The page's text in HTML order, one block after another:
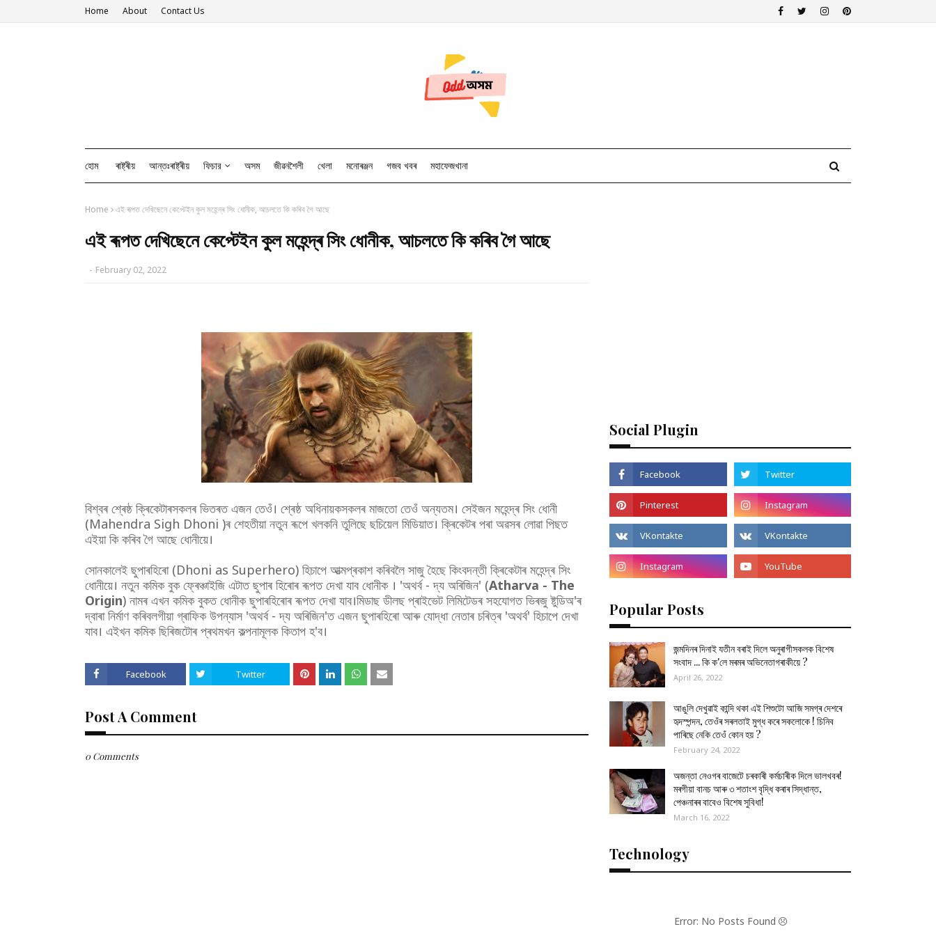
Home About Contact Us
হোম ৰাষ্ট্ৰীয় আন্তঃৰাষ্ট্ৰীয় ফিচার অসম জীৱনশৈলী খেলা মনোৰঞ্জন গজব খবৰ মহাফেজখানা
Home এই ৰূপত দেখিছেনে কেপ্টেইন কুল মহেন্দ্ৰ সিং ধোনীক, আচলতে কি কৰিব গৈ আছে
এই ৰূপত দেখিছেনে কেপ্টেইন কুল মহেন্দ্ৰ সিং ধোনীক, আচলতে কি কৰিব গৈ আছে
- February 02, 2022
বিশ্বৰ শ্ৰেষ্ঠ ক্ৰিকেটাৰসকলৰ ভিতৰত এজন তেওঁ। শ্ৰেষ্ঠ অধিনায়কসকলৰ মাজতো তেওঁ অন্যতম। সেইজন মহেন্দ্ৰ সিং ধোনী
(Mahendra Sigh Dhoni )ৰ শেহতীয়া নতুন ৰূপে খলকনি তুলিছে ছচিয়েল মিডিয়াত। ক্ৰিকেটৰ পৰা অৱসৰ লোৱা পিছত
এইয়া কি কৰিব গৈ আছে ধোনীয়ে।
সোনকালেই ছুপাৰহিৰো (Dhoni as Superhero) হিচাপে আত্মপ্ৰকাশ কৰিবলৈ সাজু হৈছে কিংবদন্তী ক্ৰিকেটাৰ মহেন্দ্ৰ সিং
ধোনীয়ে। নতুন কমিক বুক ফ্ৰেঞ্চাইজি এটাত ছুপাৰ হিৰোৰ ৰূপত দেখা যাব ধোনীক । 'অথৰ্ব - দ্য অৰিজিন' (Atharva - The
Origin) নামৰ এখন কমিক বুকত ধোনীক ছুপাৰহিৰোৰ ৰূপত দেখা যাব।মিডাছ ডীলছ প্ৰাইভেট লিমিটেডৰ সহযোগত ভিৰজু ষ্টুডিঅ'ৰ
দ্বাৰা নিৰ্মাণ কৰিবলগীয়া গ্ৰাফিক উপন্যাস 'অথৰ্ব - দ্য অৰিজিন'ত এজন ছুপাৰহিৰো আৰু যোদ্ধা নেতাৰ চৰিত্ৰ 'অথৰ্ব' হিচাপে দেখা
যাব। এইখন কমিক ছিৰিজটোৰ প্ৰথমখন কল্পনামূলক কিতাপ হ'ব।
Facebook Twitter
Post A Comment
0 Comments
Social Plugin
Popular Posts
জন্মদিনৰ দিনাই যতীন বৰাই দিলে অনুৰাগীসকলক বিশেষ
সংবাদ ... কি ক'লে মৰমৰ অভিনেতাগৰাকীয়ে ?
April 26, 2022
আঙুলি দেখুৱাই কান্দি থকা এই শিশুটো আজি সমগ্ৰ দেশৰে
হৃদস্পন্দন, তেওঁৰ সৰলতাই মুগ্ধ কৰে সকলোকে ! চিনিব
পাৰিছে নেকি তেওঁ কোন হয় ?
February 24, 2022
অজন্তা নেওগৰ বাজেটে চৰকাৰী কৰ্মচাৰীক দিলে ভালখবৰ!
মৰগীয়া বানচ আৰু ৩ শতাংশ বৃদ্ধি কৰাৰ সিদ্ধান্ত,
পেঞ্চনাৰৰ বাবেও বিশেষ সুবিধা!
March 16, 2022
Technology
Error: No Posts Found